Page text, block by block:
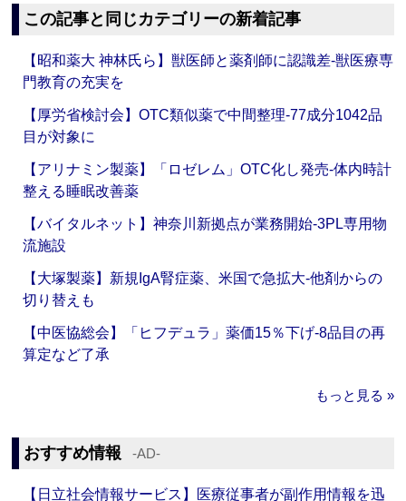
この記事と同じカテゴリーの新着記事
【昭和薬大 神林氏ら】獣医師と薬剤師に認識差‐獣医療専
門教育の充実を
【厚労省検討会】OTC類似薬で中間整理‐77成分1042品
目が対象に
【アリナミン製薬】「ロゼレム」OTC化し発売‐体内時計
整える睡眠改善薬
【バイタルネット】神奈川新拠点が業務開始‐3PL専用物
流施設
【大塚製薬】新規IgA腎症薬、米国で急拡大‐他剤からの
切り替えも
【中医協総会】「ヒフデュラ」薬価15％下げ‐8品目の再
算定など了承
もっと見る »
おすすめ情報 ‐AD‐
【日立社会情報サービス】医療従事者が副作用情報を迅